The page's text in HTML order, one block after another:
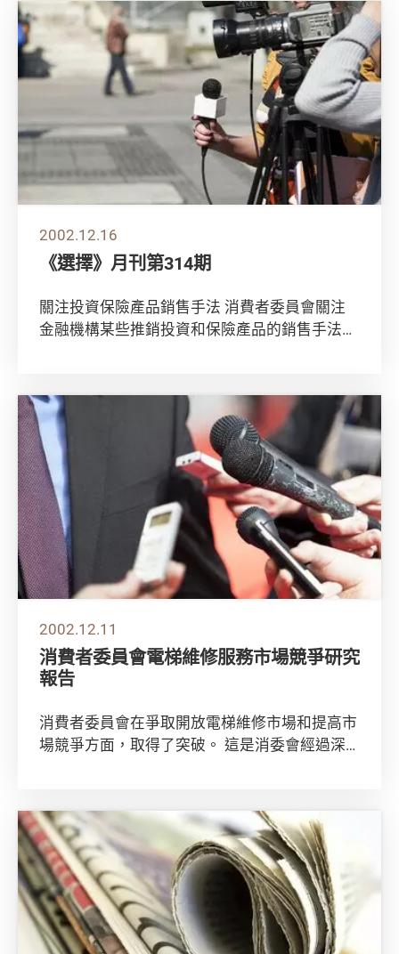
2002.12.16
《選擇》月刊第314期
關注投資保險產品銷售手法 消費者委員會關注
金融機構某些推銷投資和保險產品的銷售手法。
2002.12.11
消費者委員會電梯維修服務市場競爭研究
報告
消費者委員會在爭取開放電梯維修市場和提高市
場競爭方面，取得了突破。 這是消委會經過深